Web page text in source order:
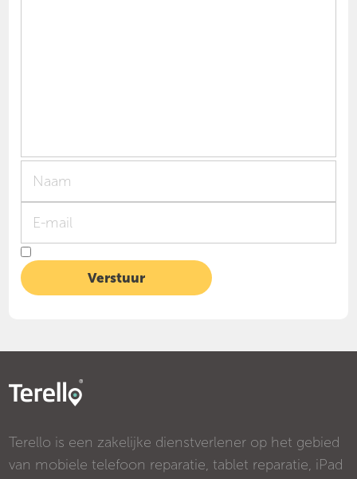
Terello is een zakelijke dienstverlener op het gebied
van mobiele telefoon reparatie, tablet reparatie, iPad